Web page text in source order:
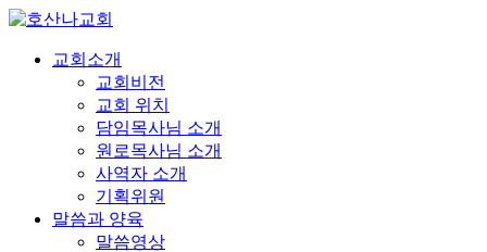
교회소개
교회비전
교회 위치
담임목사님 소개
원로목사님 소개
사역자 소개
기획위원
말씀과 양육
말씀영상